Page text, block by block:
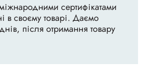
сертифікатами
в своєму товарі. Даємо
після отримання товару